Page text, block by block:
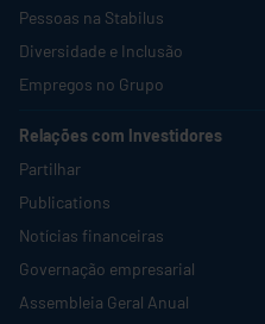
Pessoas na Stabilus
Diversidade e Inclusão
Empregos no Grupo
Relações com Investidores
Partilhar
Publications
Notícias financeiras
Governação empresarial
Assembleia Geral Anual